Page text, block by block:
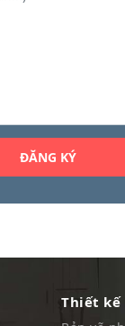
Thiết